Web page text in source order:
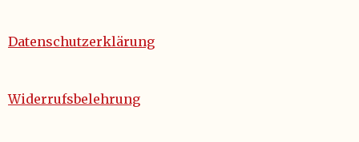
Datenschutzerklärung
Widerrufsbelehrung